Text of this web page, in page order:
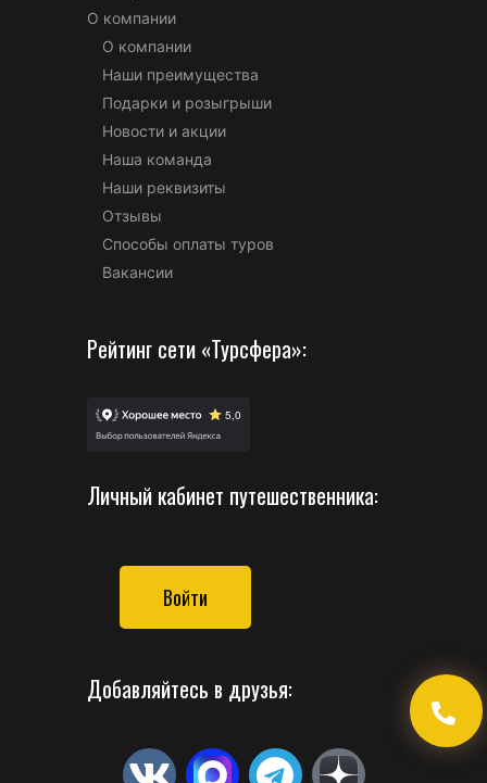
О компании
О компании
Наши преимущества
Подарки и розыгрыши
Новости и акции
Наша команда
Наши реквизиты
Отзывы
Способы оплаты туров
Вакансии
Рейтинг сети «Турсфера»:
Личный кабинет путешественника:
Войти
Добавляйтесь в друзья: